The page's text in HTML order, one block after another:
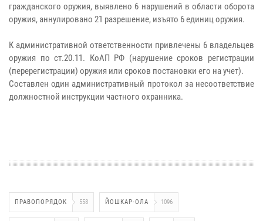
гражданского оружия, выявлено 6 нарушений в области оборота
оружия, аннулировано 21 разрешение, изъято 6 единиц оружия.
К административной ответственности привлечены 6 владельцев
оружия по ст.20.11. КоАП РФ (нарушение сроков регистрации
(перерегистрации) оружия или сроков постановки его на учет).
Составлен один административный протокол за несоответствие
должностной инструкции частного охранника.
ПРАВОПОРЯДОК 558 ЙОШКАР-ОЛА 1096